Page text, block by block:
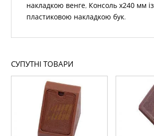
накладкою венге, Консоль х240 мм із
пластиковою накладкою бук.
СУПУТНІ ТОВАРИ